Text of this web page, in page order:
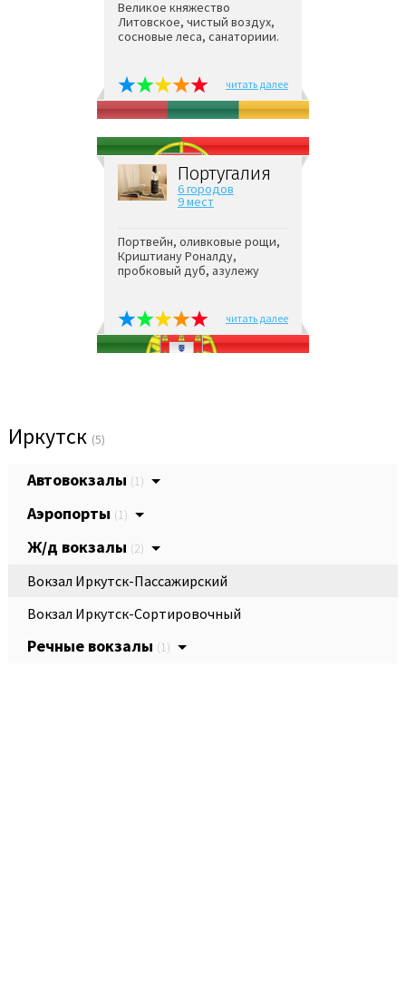
Великое княжество
Литовское, чистый воздух,
сосновые леса, санаториии.
читать далее
Португалия
6 городов
9 мест
Портвейн, оливковые рощи,
Криштиану Роналду,
пробковый дуб, азулежу
читать далее
Иркутск (5)
Автовокзалы (1)
Аэропорты (1)
Ж/д вокзалы (2)
Вокзал Иркутск-Пассажирский
Вокзал Иркутск-Сортировочный
Речные вокзалы (1)